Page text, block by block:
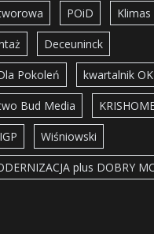
POiD
Deceuninck
Pokoleń kwartalnik
Bud Media
Wiśniowski
plus DOBRY